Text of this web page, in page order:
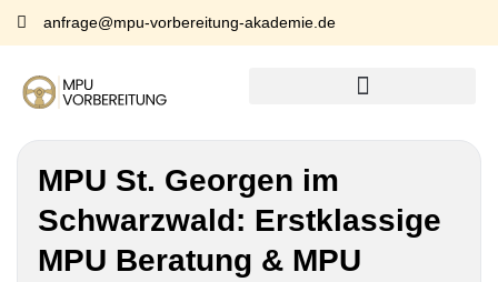
anfrage@mpu-vorbereitung-akademie.de
MPU St. Georgen im
Schwarzwald: Erstklassige
MPU Beratung & MPU